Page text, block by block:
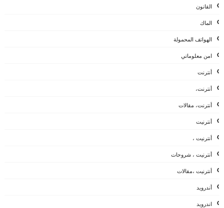
القانون
الماك
الهواتف المحمولة
امن معلوماتي
أنترنت
أنترنت،
أنترنت، مقالات
أنترنيت
أنترنيت ،
أنترنيت ، شروحات
أنترنيت ،مقالات
أندرويد
اندرويد